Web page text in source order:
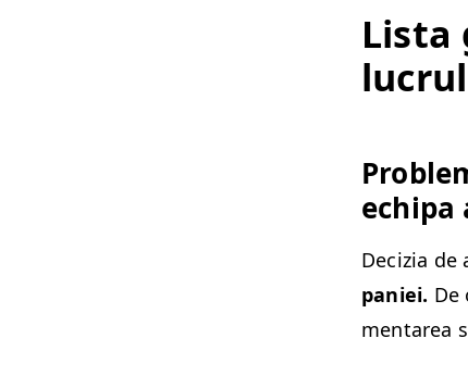
Lista
echipa
Decizia
paniei.
mentarea